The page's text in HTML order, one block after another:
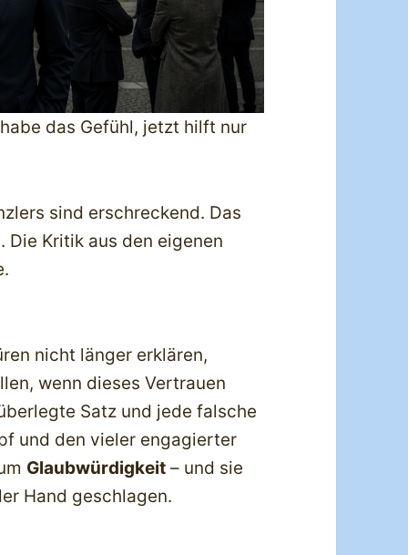
das Gefühl, jetzt hilft nur
sind erschreckend. Das
Kritik aus den eigenen
nicht länger erklären,
wenn dieses Vertrauen
Satz und jede falsche
und den vieler engagierter
Glaubwürdigkeit – und sie
Hand geschlagen.